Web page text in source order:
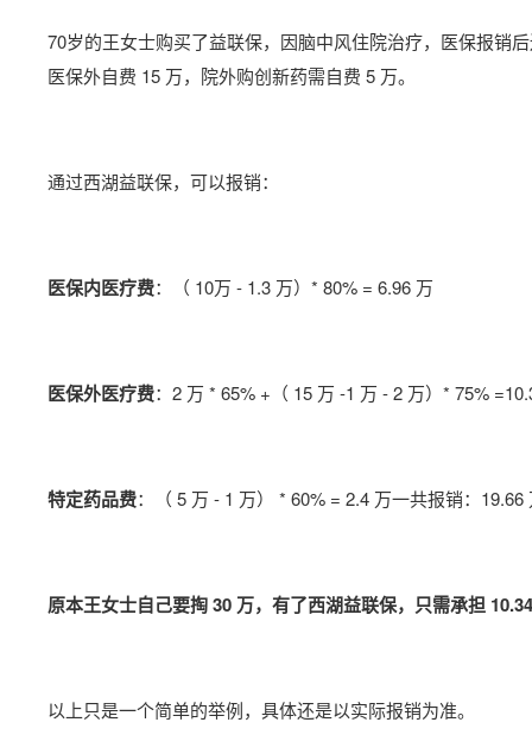
70岁的王女士购买了益联保，因脑中风住院治疗，医保报销
医保外自费 15 万，院外购创新药需自费 5 万。
通过西湖益联保，可以报销：
医保内医疗费：（ 10万 - 1.3 万）* 80% = 6.96 万
医保外医疗费：2 万 * 65% +（ 15 万 -1 万 - 2 万）* 75%
特定药品费：（ 5 万 - 1 万） * 60% = 2.4 万一共报销：19.66
原本王女士自己要掏 30 万，有了西湖益联保，只需承担
以上只是一个简单的举例，具体还是以实际报销为准。